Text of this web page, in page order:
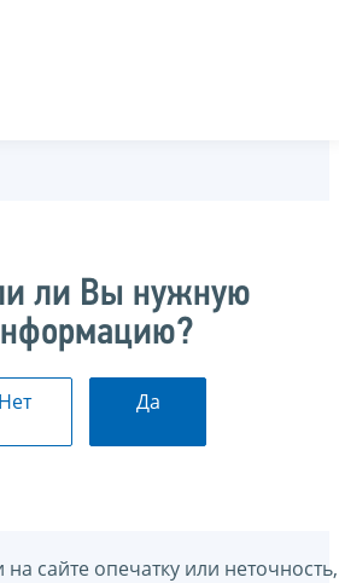
ли Вы нужную
Нет Да
сайте опечатку или неточность,